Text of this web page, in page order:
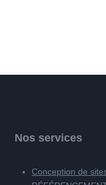
Nos services
Conception de